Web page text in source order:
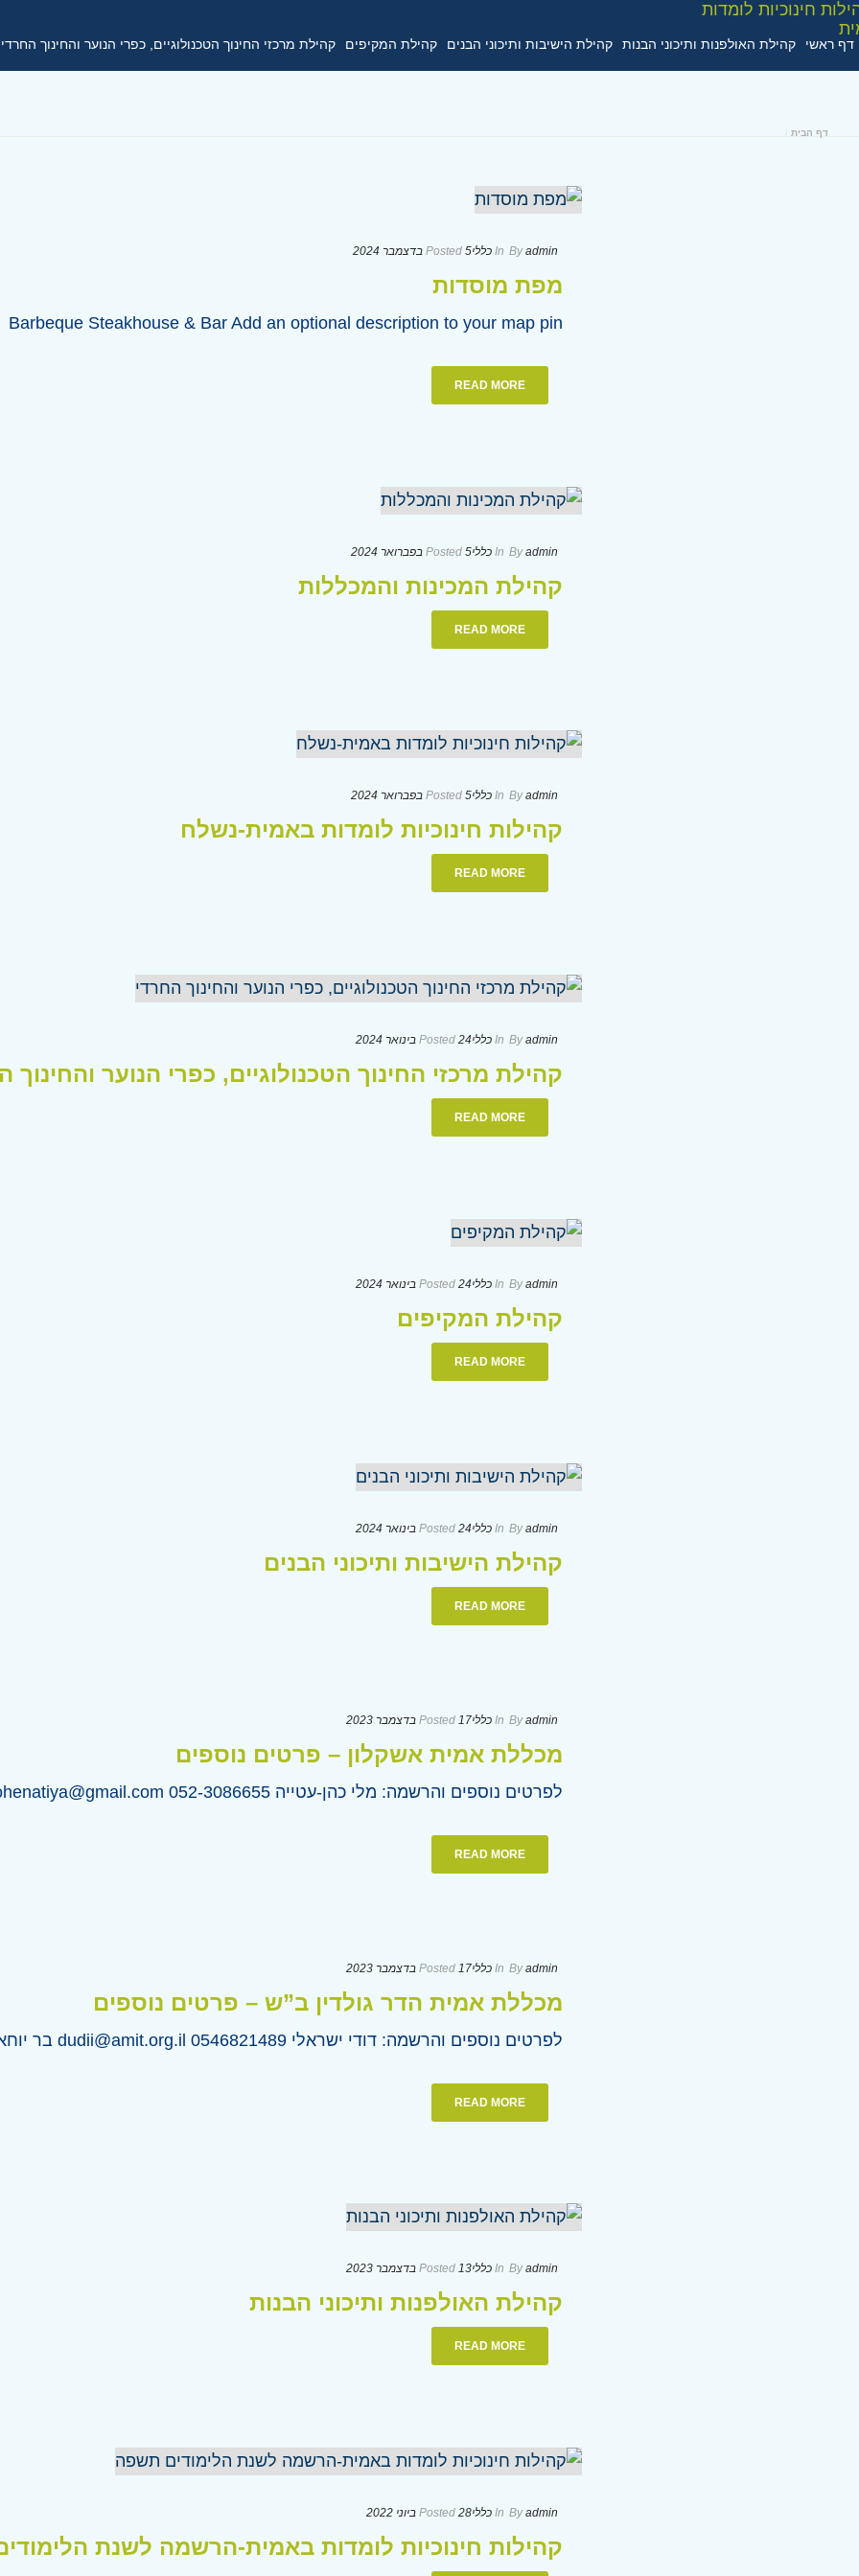
דף ראשי קהילת האולפנות ותיכוני הבנות קהילת הישיבות ותיכוני הבנים קהילת המקיפים קהילת מרכזי החינוך הטכנולוגיים, כפרי הנוער והחינוך החרדי ARCHIVES
דף הבית /
By admin
In כללי Posted 5 בדצמבר 2024
מפת מוסדות
Barbeque Steakhouse & Bar Add an optional description to your map pin
READ MORE
By admin
In כללי Posted 5 בפברואר 2024
קהילת המכינות והמכללות
READ MORE
By admin
In כללי Posted 5 בפברואר 2024
קהילות חינוכיות לומדות באמית-נשלח
READ MORE
By admin
In כללי Posted 24 בינואר 2024
קהילת מרכזי החינוך הטכנולוגיים, כפרי הנוער והחינוך
READ MORE
By admin
In כללי Posted 24 בינואר 2024
קהילת המקיפים
READ MORE
By admin
In כללי Posted 24 בינואר 2024
קהילת הישיבות ותיכוני הבנים
READ MORE
By admin
In כללי Posted 17 בדצמבר 2023
מכללת אמית אשקלון – פרטים נוספים
לפרטים נוספים והרשמה: מלי כהן-עטייה 052-3086655 Malicohenatiya@gmail.com הסוכנות היהודית 14, אשקלון.
READ MORE
By admin
In כללי Posted 17 בדצמבר 2023
מכללת אמית הדר גולדין ב”ש – פרטים נוספים
לפרטים נוספים והרשמה: דודי ישראלי 0546821489 dudii@amit.org.il בר יוחאי 52, באר שבע
READ MORE
By admin
In כללי Posted 13 בדצמבר 2023
קהילת האולפנות ותיכוני הבנות
READ MORE
By admin
In כללי Posted 28 ביוני 2022
קהילות חינוכיות לומדות באמית-הרשמה לשנת